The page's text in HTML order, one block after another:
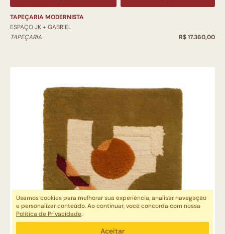
TAPEÇARIA MODERNISTA
ESPAÇO JK + GABRIEL
TAPEÇARIA
R$ 17.360,00
Usamos cookies para melhorar sua experiência, analisar navegação
e personalizar conteúdo. Ao continuar, você concorda com nossa
Política de Privacidade.
Aceitar